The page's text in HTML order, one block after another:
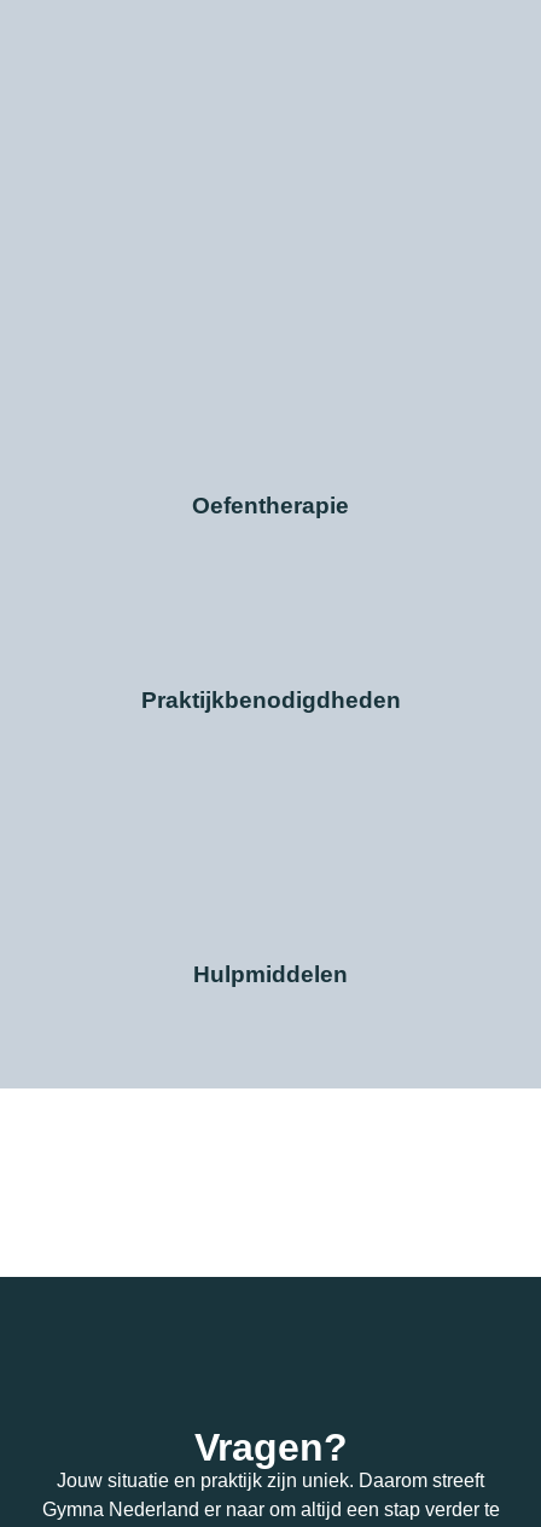
Oefentherapie
Praktijkbenodigdheden
Hulpmiddelen
Vragen?
Jouw situatie en praktijk zijn uniek. Daarom streeft
Gymna Nederland er naar om altijd een stap verder te